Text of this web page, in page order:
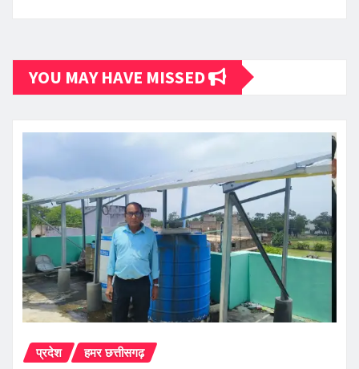
YOU MAY HAVE MISSED
प्रदेश हमर छत्तीसगढ़